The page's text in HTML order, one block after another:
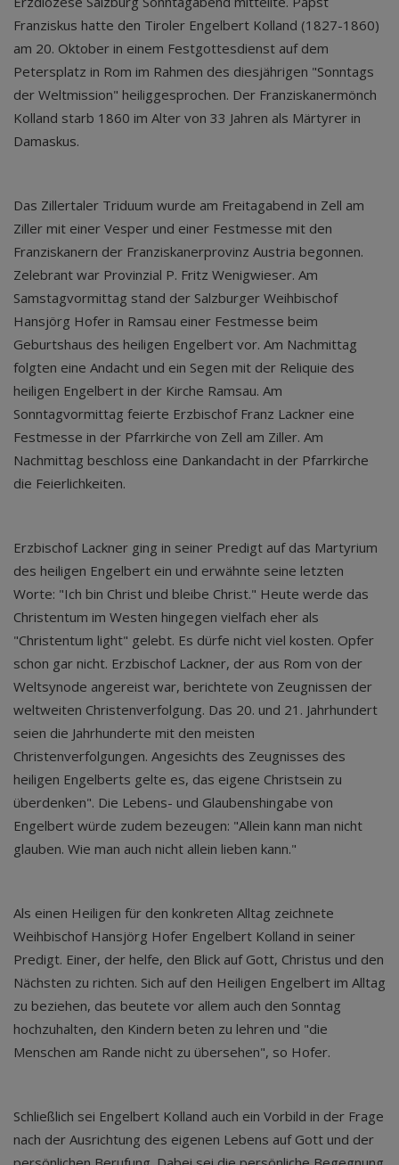
Franziskus hatte den Tiroler Engelbert Kolland (1827-1860)
am 20. Oktober in einem Festgottesdienst auf dem
Petersplatz in Rom im Rahmen des diesjährigen "Sonntags
der Weltmission" heiliggesprochen. Der Franziskanermönch
Kolland starb 1860 im Alter von 33 Jahren als Märtyrer in
Damaskus.
Das Zillertaler Triduum wurde am Freitagabend in Zell am
Ziller mit einer Vesper und einer Festmesse mit den
Franziskanern der Franziskanerprovinz Austria begonnen.
Zelebrant war Provinzial P. Fritz Wenigwieser. Am
Samstagvormittag stand der Salzburger Weihbischof
Hansjörg Hofer in Ramsau einer Festmesse beim
Geburtshaus des heiligen Engelbert vor. Am Nachmittag
folgten eine Andacht und ein Segen mit der Reliquie des
heiligen Engelbert in der Kirche Ramsau. Am
Sonntagvormittag feierte Erzbischof Franz Lackner eine
Festmesse in der Pfarrkirche von Zell am Ziller. Am
Nachmittag beschloss eine Dankandacht in der Pfarrkirche
die Feierlichkeiten.
Erzbischof Lackner ging in seiner Predigt auf das Martyrium
des heiligen Engelbert ein und erwähnte seine letzten
Worte: "Ich bin Christ und bleibe Christ." Heute werde das
Christentum im Westen hingegen vielfach eher als
"Christentum light" gelebt. Es dürfe nicht viel kosten. Opfer
schon gar nicht. Erzbischof Lackner, der aus Rom von der
Weltsynode angereist war, berichtete von Zeugnissen der
weltweiten Christenverfolgung. Das 20. und 21. Jahrhundert
seien die Jahrhunderte mit den meisten
Christenverfolgungen. Angesichts des Zeugnisses des
heiligen Engelberts gelte es, das eigene Christsein zu
überdenken". Die Lebens- und Glaubenshingabe von
Engelbert würde zudem bezeugen: "Allein kann man nicht
glauben. Wie man auch nicht allein lieben kann."
Als einen Heiligen für den konkreten Alltag zeichnete
Weihbischof Hansjörg Hofer Engelbert Kolland in seiner
Predigt. Einer, der helfe, den Blick auf Gott, Christus und den
Nächsten zu richten. Sich auf den Heiligen Engelbert im Alltag
zu beziehen, das beutete vor allem auch den Sonntag
hochzuhalten, den Kindern beten zu lehren und "die
Menschen am Rande nicht zu übersehen", so Hofer.
Schließlich sei Engelbert Kolland auch ein Vorbild in der Frage
nach der Ausrichtung des eigenen Lebens auf Gott und der